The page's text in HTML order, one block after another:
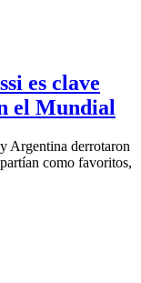
es clave
el Mundial
Argentina derrotaron
como favoritos,